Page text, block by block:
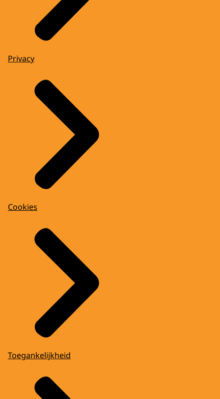
Privacy
Cookies
Toegankelijkheid